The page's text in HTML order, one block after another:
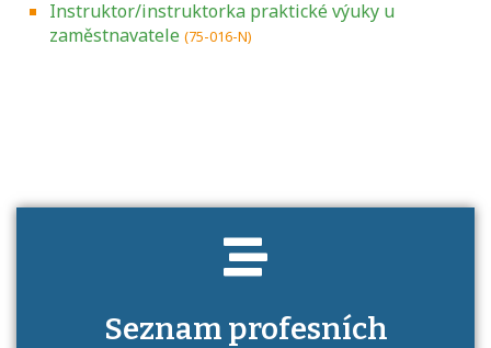
Instruktor/instruktorka praktické výuky u
zaměstnavatele (75-016-N)
Seznam profesních
Projděte si seznam profesních kvalifikací.